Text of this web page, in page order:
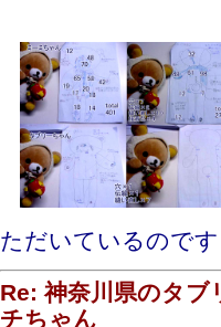
ただいているので
Re: 神奈川県のタ
チちゃん